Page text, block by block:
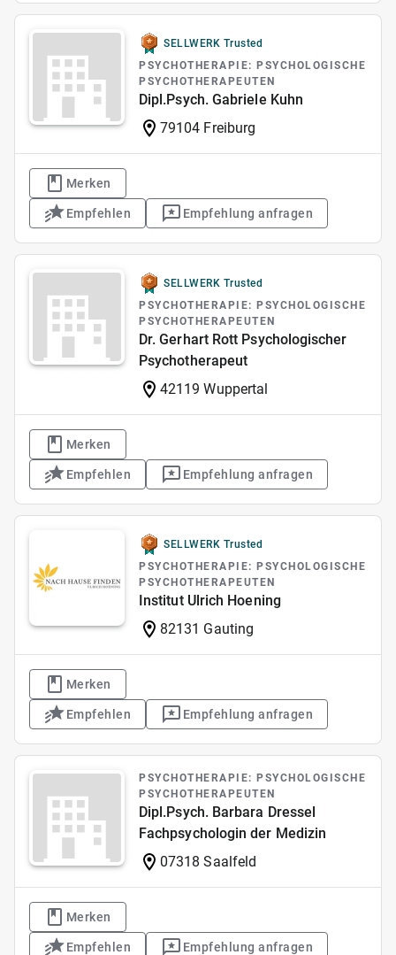
SELLWERK Trusted
PSYCHOTHERAPIE: PSYCHOLOGISCHE
PSYCHOTHERAPEUTEN
Dipl.Psych. Gabriele Kuhn
79104 Freiburg
Merken
Empfehlen Empfehlung anfragen
SELLWERK Trusted
PSYCHOTHERAPIE: PSYCHOLOGISCHE
PSYCHOTHERAPEUTEN
Dr. Gerhart Rott Psychologischer
Psychotherapeut
42119 Wuppertal
Merken
Empfehlen Empfehlung anfragen
SELLWERK Trusted
PSYCHOTHERAPIE: PSYCHOLOGISCHE
PSYCHOTHERAPEUTEN
Institut Ulrich Hoening
82131 Gauting
Merken
Empfehlen Empfehlung anfragen
PSYCHOTHERAPIE: PSYCHOLOGISCHE
PSYCHOTHERAPEUTEN
Dipl.Psych. Barbara Dressel
Fachpsychologin der Medizin
07318 Saalfeld
Merken
Empfehlen Empfehlung anfragen